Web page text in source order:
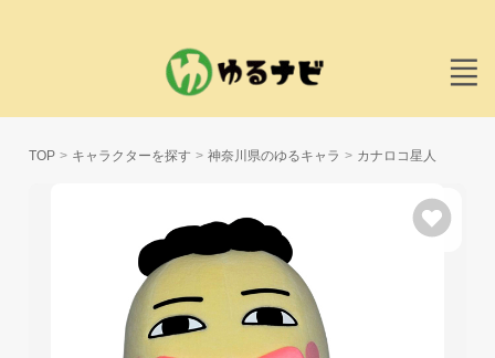
TOP キャラクターを探す 神奈川県のゆるキャラ カナロコ星人